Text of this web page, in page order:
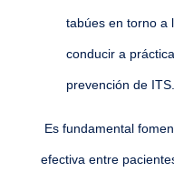
tabúes en torno a
conducir a
prevención de ITS.
Es fundamental
efectiva entre